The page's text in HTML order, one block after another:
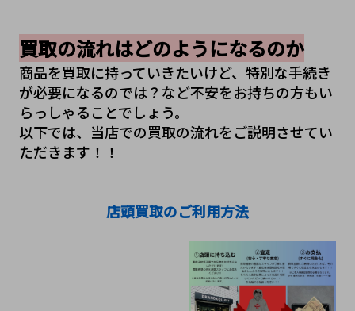
買取の流れはどのようになるのか
商品を買取に持っていきたいけど、特別な手続き
が必要になるのでは？など不安をお持ちの方もい
らっしゃることでしょう。
以下では、当店での買取の流れをご説明させてい
ただきます！！
店頭買取のご利用方法